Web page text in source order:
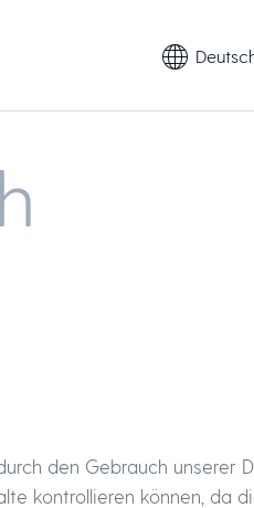
den Gebrauch unserer
kontrollieren können, da